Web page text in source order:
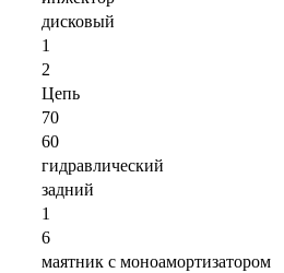
дисковый
1
2
Цепь
70
60
гидравлический
задний
1
6
маятник с моноамортизатором